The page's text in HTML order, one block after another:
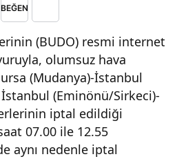
BEĞEN
(BUDO) resmi internet
olumsuz hava
(Mudanya)-İstanbul
(Eminönü/Sirkeci)-
iptal edildiği
07.00 ile 12.55
aynı nedenle iptal